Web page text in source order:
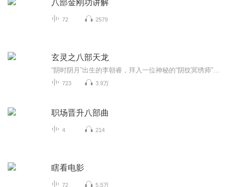
八部金刚功讲解
72 2579
玄灵之八部天龙
723 3.9万
职场晋升八部曲
4 214
瞎看电影
72 5.5万